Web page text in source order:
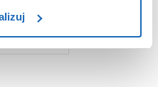
na temat plików plików
cookie”.